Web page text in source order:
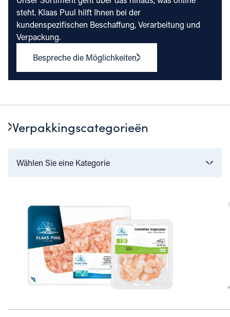
steht. Klaas Puul hilft Ihnen bei der
kundenspezifischen Beschaffung, Verarbeitung und
Verpackung.
Bespreche die Möglichkeiten
Verpakkingscategorieën
Wählen Sie eine Kategorie